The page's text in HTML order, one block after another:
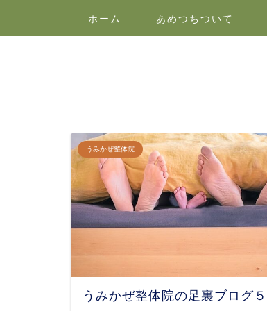
ホーム あめつちついて
うみかぜ整体院
うみかぜ整体院の足裏ブログ